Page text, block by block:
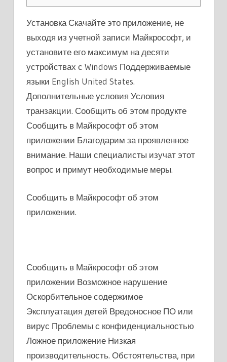
Установка Скачайте это приложение, не
выходя из учетной записи Майкрософт, и
установите его максимум на десяти
устройствах с Windows Поддерживаемые
языки English United States.
Дополнительные условия Условия
транзакции. Сообщить об этом продукте
Сообщить в Майкрософт об этом
приложении Благодарим за проявленное
внимание. Наши специалисты изучат этот
вопрос и примут необходимые меры.
Сообщить в Майкрософт об этом
приложении.
Сообщить в Майкрософт об этом
приложении Возможное нарушение
Оскорбительное содержимое
Эксплуатация детей Вредоносное ПО или
вирус Проблемы с конфиденциальностью
Ложное приложение Низкая
производительность. Обстоятельства, при